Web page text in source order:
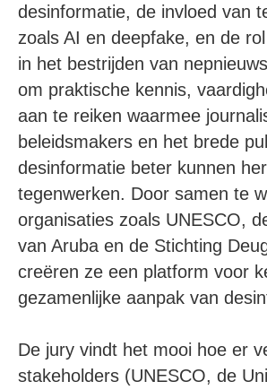
desinformatie, de invloed van
zoals AI en deepfake, en de
in het bestrijden van
om praktische kennis,
aan te reiken waarmee
beleidsmakers en het brede
desinformatie beter kunnen
tegenwerken. Door samen te
organisaties zoals UNESCO,
van Aruba en de Stichting
creëren ze een platform voor
gezamenlijke aanpak van
De jury vindt het mooi hoe er
stakeholders (UNESCO, de